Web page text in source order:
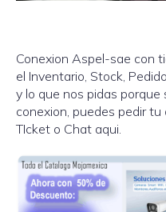
Conexion Aspel-sae con
el Inventario, Stock,
y lo que nos pidas
conexion, puedes pedir
TIcket o Chat aqui.